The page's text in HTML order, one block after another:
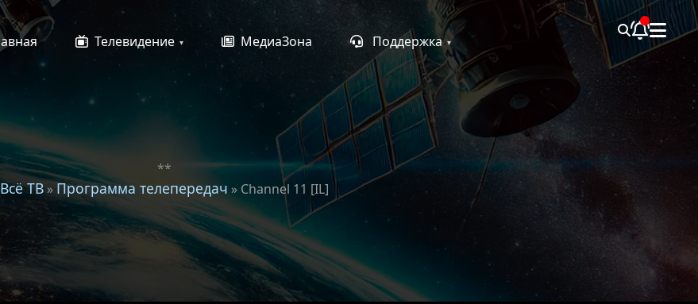
Телевидение МедиаЗона Поддержка
**
Всё ТВ » Программа телепередач » Channel 11 [IL]